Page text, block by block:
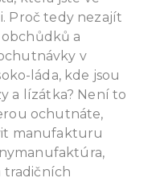
Proč tedy nezajít
a
v
láda, kde jsou
a lízátka? Není to
ochutnáte,
manufakturu
tradičních